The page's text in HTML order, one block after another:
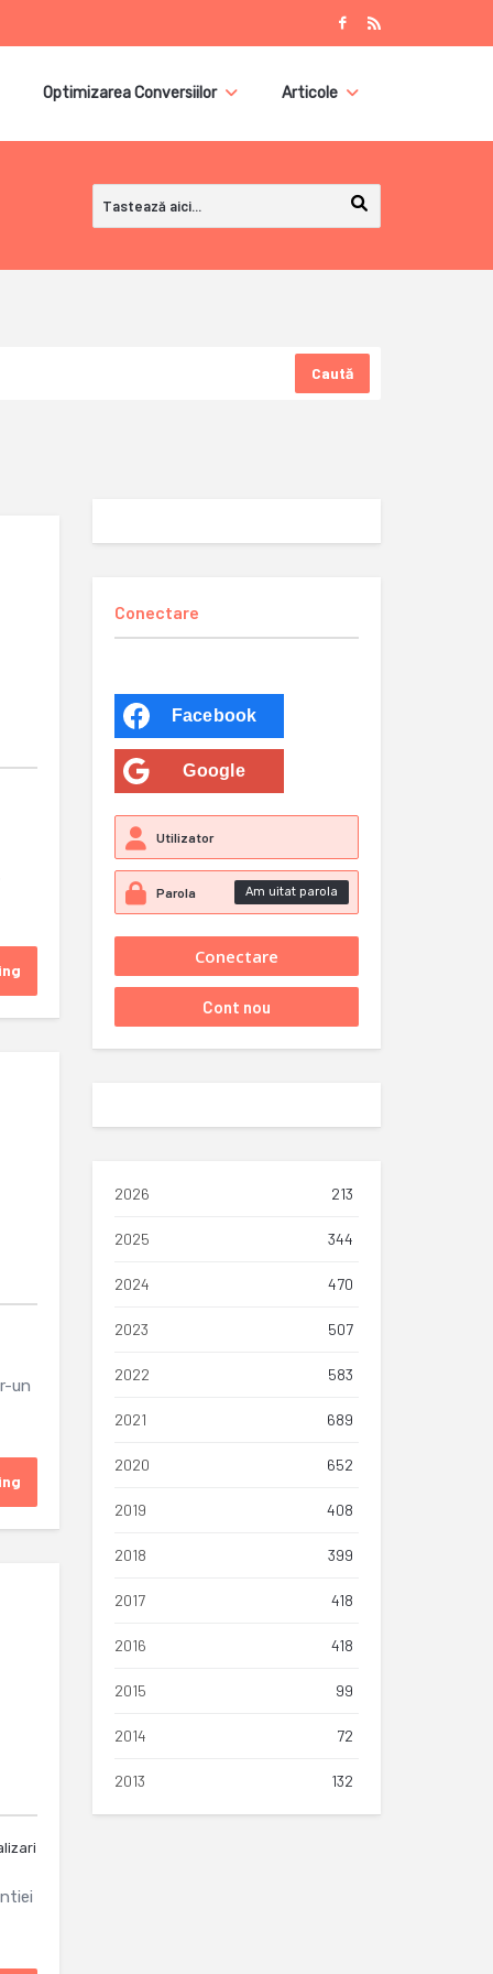
Optimizarea Conversiilor Articole
Caută
un
Conectare
Facebook
Google
Am uitat parola
2026 213
2025 344
2024 470
2023 507
2022 583
2021 689
2020 652
2019 408
2018 399
2017 418
2016 418
2015 99
2014 72
2013 132